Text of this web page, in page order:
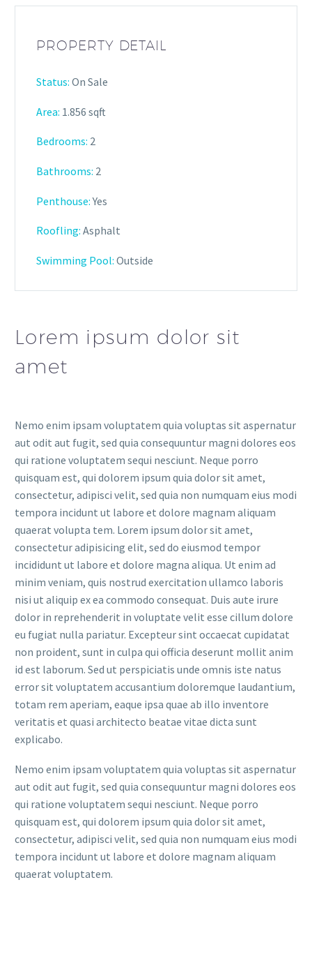
PROPERTY DETAIL
Status: On Sale
Area: 1.856 sqft
Bedrooms: 2
Bathrooms: 2
Penthouse:Yes
Roofling: Asphalt
Swimming Pool: Outside
Lorem ipsum dolor sit
amet
Nemo enim ipsam voluptatem quia voluptas sit aspernatur
aut odit aut fugit, sed quia consequuntur magni dolores eos
qui ratione voluptatem sequi nesciunt. Neque porro
quisquam est, qui dolorem ipsum quia dolor sit amet,
consectetur, adipisci velit, sed quia non numquam eius modi
tempora incidunt ut labore et dolore magnam aliquam
quaerat volupta tem. Lorem ipsum dolor sit amet,
consectetur adipisicing elit, sed do eiusmod tempor
incididunt ut labore et dolore magna aliqua. Ut enim ad
minim veniam, quis nostrud exercitation ullamco laboris
nisi ut aliquip ex ea commodo consequat. Duis aute irure
dolor in reprehenderit in voluptate velit esse cillum dolore
eu fugiat nulla pariatur. Excepteur sint occaecat cupidatat
non proident, sunt in culpa qui officia deserunt mollit anim
id est laborum. Sed ut perspiciatis unde omnis iste natus
error sit voluptatem accusantium doloremque laudantium,
totam rem aperiam, eaque ipsa quae ab illo inventore
veritatis et quasi architecto beatae vitae dicta sunt
explicabo.
Nemo enim ipsam voluptatem quia voluptas sit aspernatur
aut odit aut fugit, sed quia consequuntur magni dolores eos
qui ratione voluptatem sequi nesciunt. Neque porro
quisquam est, qui dolorem ipsum quia dolor sit amet,
consectetur, adipisci velit, sed quia non numquam eius modi
tempora incidunt ut labore et dolore magnam aliquam
quaerat voluptatem.